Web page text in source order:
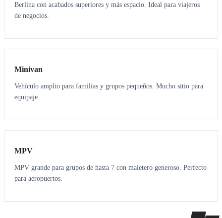
Berlina con acabados superiores y más espacio. Ideal para viajeros
de negocios.
6 5
Minivan
Vehículo amplio para familias y grupos pequeños. Mucho sitio para
equipaje.
7 7
MPV
MPV grande para grupos de hasta 7 con maletero generoso. Perfecto
para aeropuertos.